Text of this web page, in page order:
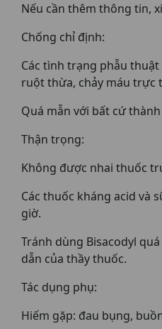
Nếu cần thêm thông tin,
Chống chỉ định:
Các tình trạng phẫu
ruột thừa, chảy máu trực
Quá mẫn với bất cứ
Thận trọng:
Không được nhai thuốc
Các thuốc kháng acid và
giờ.
Tránh dùng Bisacodyl
dẫn của thầy thuốc.
Tác dụng phụ:
Hiếm gặp: đau bụng,